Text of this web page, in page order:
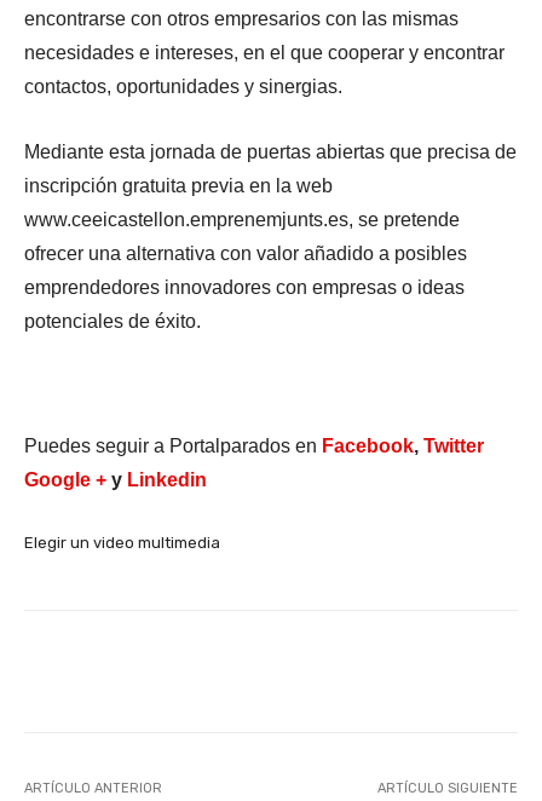
encontrarse con otros empresarios con las mismas
necesidades e intereses, en el que cooperar y encontrar
contactos, oportunidades y sinergias.
Mediante esta jornada de puertas abiertas que precisa de
inscripción gratuita previa en la web
www.ceeicastellon.emprenemjunts.es, se pretende
ofrecer una alternativa con valor añadido a posibles
emprendedores innovadores con empresas o ideas
potenciales de éxito.
Puedes seguir a Portalparados en Facebook, Twitter
Google + y Linkedin
Elegir un video multimedia
ARTÍCULO ANTERIOR ARTÍCULO SIGUIENTE